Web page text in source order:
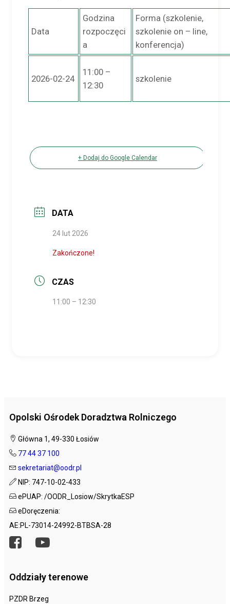
Data
Godzina
rozpoczęci
a
Forma (szkolenie,
szkolenie on – line,
konferencja)
2026-02-24
11:00 –
12:30
szkolenie
+ Dodaj do Google Calendar
DATA
24 lut 2026
Zakończone!
CZAS
11:00 – 12:30
Opolski Ośrodek Doradztwa Rolniczego
Główna 1, 49-330 Łosiów
77 44 37 100
sekretariat@oodr.pl
NIP: 747-10-02-433
ePUAP: /OODR_Losiow/SkrytkaESP
eDoręczenia:
AE:PL-73014-24992-BTBSA-28
Oddziały terenowe
PZDR Brzeg